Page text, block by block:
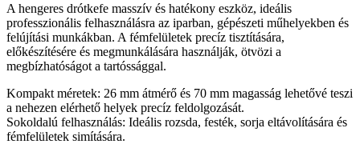
A hengeres drótkefe masszív és hatékony eszköz, ideális
professzionális felhasználásra az iparban, gépészeti műhelyekben és
felújítási munkákban. A fémfelületek precíz tisztítására,
előkészítésére és megmunkálására használják, ötvözi a
megbízhatóságot a tartóssággal.
Kompakt méretek: 26 mm átmérő és 70 mm magasság lehetővé teszi
a nehezen elérhető helyek precíz feldolgozását.
Sokoldalú felhasználás: Ideális rozsda, festék, sorja eltávolítására és
fémfelületek simítására.